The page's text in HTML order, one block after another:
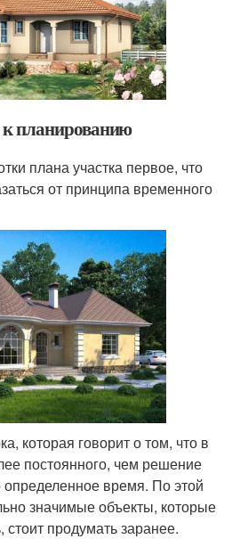
планированию
плана участка первое, что
от принципа временного
которая говорит о том, что в
постоянного, чем решение
определенное время. По этой
значимые объекты, которые
стоит продумать заранее.